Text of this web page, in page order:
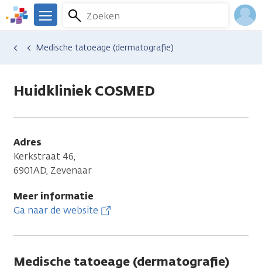
Overslaan
en
naar
We
er
Kanker.nl
Zoeken
Menu
Hulp en ondersteuning
Vind hulp bij kanker
Uiterlijke veranderingen
Huidproblemen
Medische tatoeage (dermatografie)
Huidkliniek COSMED
Adres
Kerkstraat 46,
6901AD, Zevenaar
Meer informatie
Ga naar de website
Medische tatoeage (dermatografie)